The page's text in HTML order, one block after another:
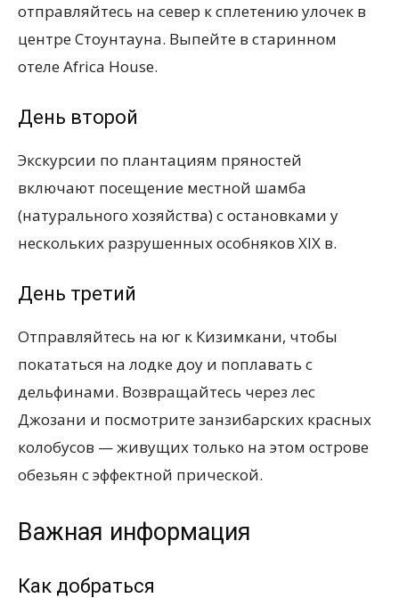
отправляйтесь на север к сплетению улочек в
центре Стоунтауна. Выпейте в старинном
отеле Africa House.
День второй
Экскурсии по плантациям пряностей
включают посещение местной шамба
(натурального хозяйства) с остановками у
нескольких разрушенных особняков XIX в.
День третий
Отправляйтесь на юг к Кизимкани, чтобы
покататься на лодке доу и поплавать с
дельфинами. Возвращайтесь через лес
Джозани и посмотрите занзибарских красных
колобусов — живущих только на этом острове
обезьян с эффектной прической.
Важная информация
Как добраться